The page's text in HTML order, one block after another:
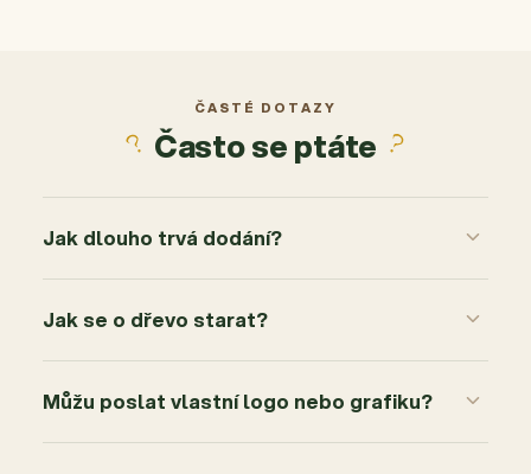
ČASTÉ DOTAZY
Často se ptáte
Jak dlouho trvá dodání?
Jak se o dřevo starat?
Můžu poslat vlastní logo nebo grafiku?